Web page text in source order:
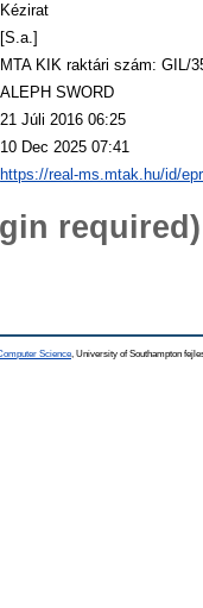
Kézirat
[S.a.]
MTA KIK raktári szám: GIL/
ALEPH SWORD
21 Júli 2016 06:25
10 Dec 2025 07:41
https://real-ms.mtak.hu/id/
required)
Science , University of Southampton